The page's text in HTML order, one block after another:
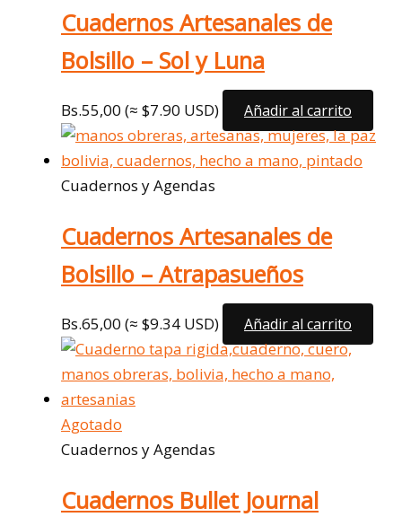
Cuadernos Artesanales de
Bolsillo – Sol y Luna
Bs.55,00 (≈ $7.90 USD) Añadir al carrito
Cuadernos y Agendas
Cuadernos Artesanales de
Bolsillo – Atrapasueños
Bs.65,00 (≈ $9.34 USD) Añadir al carrito
Agotado
Cuadernos y Agendas
Cuadernos Bullet Journal